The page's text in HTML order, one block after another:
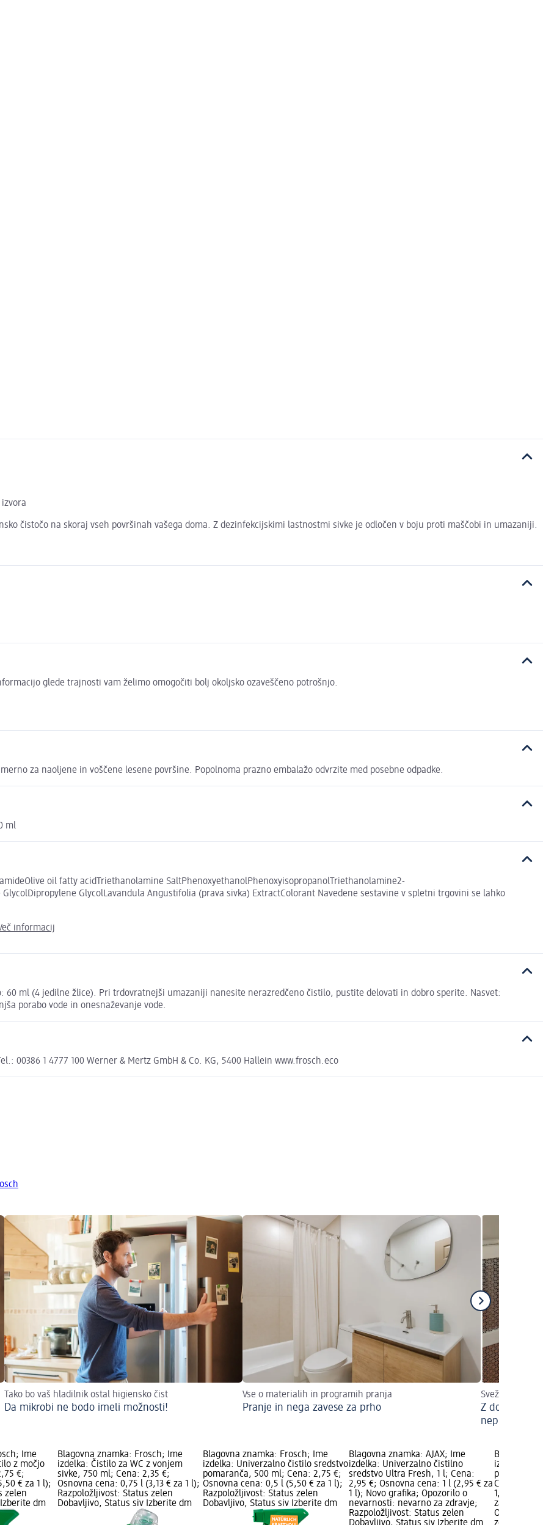
čistočo na skoraj vseh površinah vašega doma. Z dezinfekcijskimi lastnostmi sivke je odločen v boju proti maščobi in umazaniji.
glede trajnosti vam želimo omogočiti bolj okoljsko ozaveščeno potrošnjo.
za naoljene in voščene lesene površine. Popolnoma prazno embalažo odvrzite med posebne odpadke.
ml
oil fatty acidTriethanolamine SaltPhenoxyethanolPhenoxyisopropanolTriethanolamine2-
GlycolLavandula Angustifolia (prava sivka) ExtractColorant Navedene sestavine v spletni trgovini se lahko
informacij
60 ml (4 jedilne žlice). Pri trdovratnejši umazaniji nanesite nerazredčeno čistilo, pustite delovati in dobro sperite. Nasvet:
porabo vode in onesnaževanje vode.
00386 1 4777 100 Werner & Mertz GmbH & Co. KG, 5400 Hallein www.frosch.eco
Tako bo vaš hladilnik ostal higiensko čist
Da mikrobi ne bodo imeli možnosti!
Vse o materialih in programih pranja
Pranje in nega zavese za prho
Svež zrak s
Z domačimi
neprijetne
Ime
z močjo
€;
€ za 1 l);
zelen
dm
Blagovna znamka: Frosch; Ime
izdelka: Čistilo za WC z vonjem
sivke, 750 ml; Cena: 2,35 €;
Osnovna cena: 0,75 l (3,13 € za 1 l);
Razpoložljivost: Status zelen
Dobavljivo, Status siv Izberite dm
Blagovna znamka: Frosch; Ime
izdelka: Univerzalno čistilo sredstvo
pomaranča, 500 ml; Cena: 2,75 €;
Osnovna cena: 0,5 l (5,50 € za 1 l);
Razpoložljivost: Status zelen
Dobavljivo, Status siv Izberite dm
Blagovna znamka: AJAX; Ime
izdelka: Univerzalno čistilno
sredstvo Ultra Fresh, 1 l; Cena:
2,95 €; Osnovna cena: 1 l (2,95 € za
1 l); Novo grafika; Opozorilo o
nevarnosti: nevarno za zdravje;
Razpoložljivost: Status zelen
Blagovna
izdelka:
pomivanje
Climate
1,45 €;
za 1 l); dm
Opozorilo